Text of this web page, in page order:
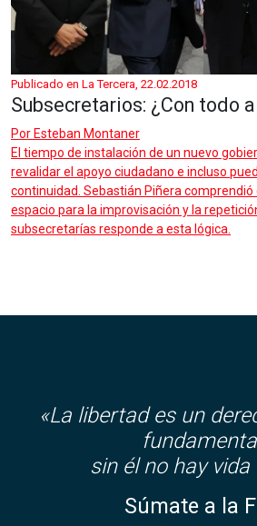
Publicado en La Tercera, 22.02.2018
Subsecretarios: ¿Con todo
Por Esteban Montaner
El tiempo de instalación de un nuevo
revalidar el apoyo ciudadano e incluso
continuidad. Sebastián Piñera
espacio para la improvisación y la
subsecretarías responde a esta lógica.
«La libertad es un
sin él no hay vida
Súmate a la